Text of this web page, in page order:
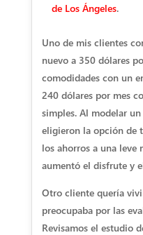
de Los Ángeles.
Uno de mis clientes
nuevo a 350 dólares
comodidades con un
240 dólares por mes
simples. Al modelar
eligieron la opción de
los ahorros a una leve
aumentó el disfrute y
Otro cliente quería
preocupaba por las
Revisamos el estudio